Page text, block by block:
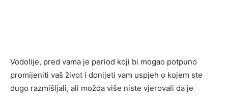
Vodolije, pred vama je period koji bi mogao potpuno
promijeniti vaš život i donijeti vam uspjeh o kojem ste
dugo razmišljali, ali možda više niste vjerovali da je